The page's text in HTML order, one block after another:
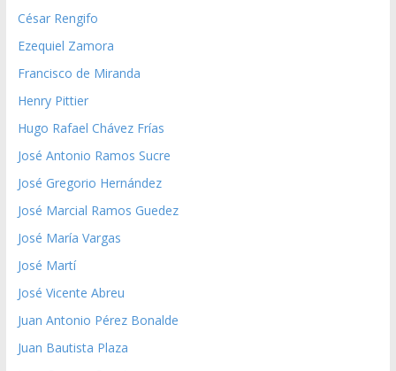
César Rengifo
Ezequiel Zamora
Francisco de Miranda
Henry Pittier
Hugo Rafael Chávez Frías
José Antonio Ramos Sucre
José Gregorio Hernández
José Marcial Ramos Guedez
José María Vargas
José Martí
José Vicente Abreu
Juan Antonio Pérez Bonalde
Juan Bautista Plaza